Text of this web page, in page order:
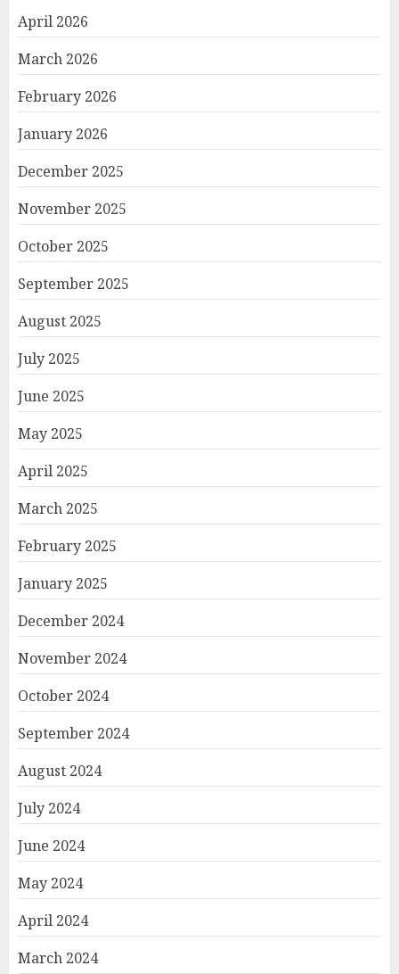
April 2026
March 2026
February 2026
January 2026
December 2025
November 2025
October 2025
September 2025
August 2025
July 2025
June 2025
May 2025
April 2025
March 2025
February 2025
January 2025
December 2024
November 2024
October 2024
September 2024
August 2024
July 2024
June 2024
May 2024
April 2024
March 2024